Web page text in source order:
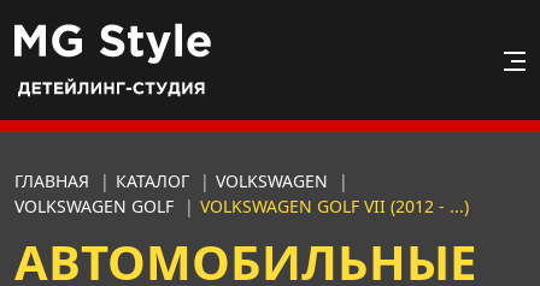
ГЛАВНАЯ | КАТАЛОГ | VOLKSWAGEN
|
VOLKSWAGEN GOLF
| VOLKSWAGEN GOLF VII (2012 - ...)
АВТОМОБИЛЬНЫЕ